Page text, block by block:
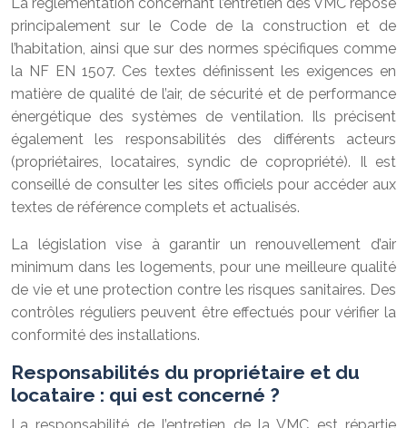
principalement sur le Code de la construction et de
l’habitation, ainsi que sur des normes spécifiques comme
la NF EN 1507. Ces textes définissent les exigences en
matière de qualité de l’air, de sécurité et de performance
énergétique des systèmes de ventilation. Ils précisent
également les responsabilités des différents acteurs
(propriétaires, locataires, syndic de copropriété). Il est
conseillé de consulter les sites officiels pour accéder aux
textes de référence complets et actualisés.
La législation vise à garantir un renouvellement d’air
minimum dans les logements, pour une meilleure qualité
de vie et une protection contre les risques sanitaires. Des
contrôles réguliers peuvent être effectués pour vérifier la
conformité des installations.
Responsabilités du propriétaire et du
locataire : qui est concerné ?